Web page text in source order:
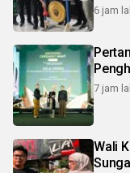
6 jam
7 jam
Wali